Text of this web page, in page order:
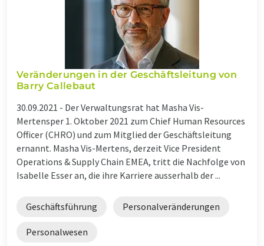
Veränderungen in der Geschäftsleitung von
Barry Callebaut
30.09.2021 - Der Verwaltungsrat hat Masha Vis-
Mertensper 1. Oktober 2021 zum Chief Human Resources
Officer (CHRO) und zum Mitglied der Geschäftsleitung
ernannt. Masha Vis-Mertens, derzeit Vice President
Operations & Supply Chain EMEA, tritt die Nachfolge von
Isabelle Esser an, die ihre Karriere ausserhalb der ...
Geschäftsführung Personalveränderungen
Personalwesen